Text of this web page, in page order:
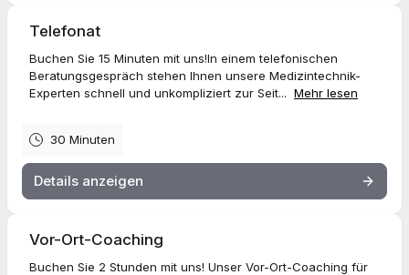
Telefonat
Buchen Sie 15 Minuten mit uns!In einem telefonischen
Beratungsgespräch stehen Ihnen unsere Medizintechnik-
Experten schnell und unkompliziert zur Seit... Mehr lesen
30 Minuten
Details anzeigen
Vor-Ort-Coaching
Buchen Sie 2 Stunden mit uns! Unser Vor-Ort-Coaching für